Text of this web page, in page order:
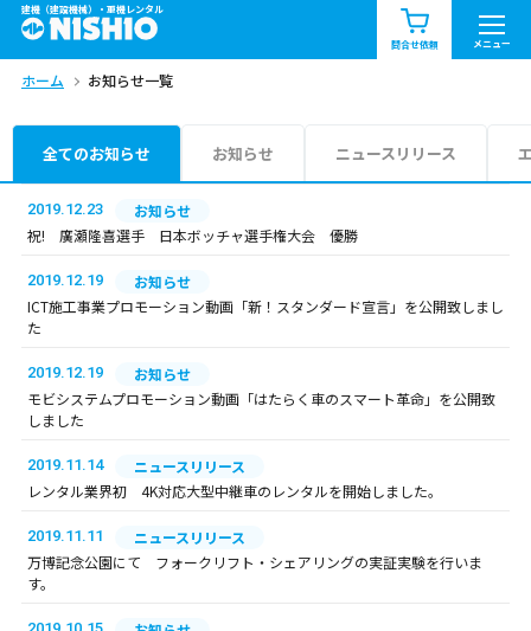
建機（建設機械）・重機レンタル
問合せ依頼 メニュー
商品一覧 お知らせ一覧
問合せ依頼リスト
エリア情報を見る
ホーム お知らせ一覧
全てのお知らせ お知らせ ニュースリリース
2019.12.23
お知らせ
祝! 廣瀬隆喜選手 日本ボッチャ選手権大会 優勝
2019.12.19
お知らせ
ICT施工事業プロモーション動画「新！スタンダード宣言」を公開致しまし
た
2019.12.19
お知らせ
モビシステムプロモーション動画「はたらく車のスマート革命」を公開致
しました
2019.11.14
ニュースリリース
レンタル業界初 4K対応大型中継車のレンタルを開始しました。
2019.11.11
ニュースリリース
万博記念公園にて フォークリフト・シェアリングの実証実験を行いま
す。